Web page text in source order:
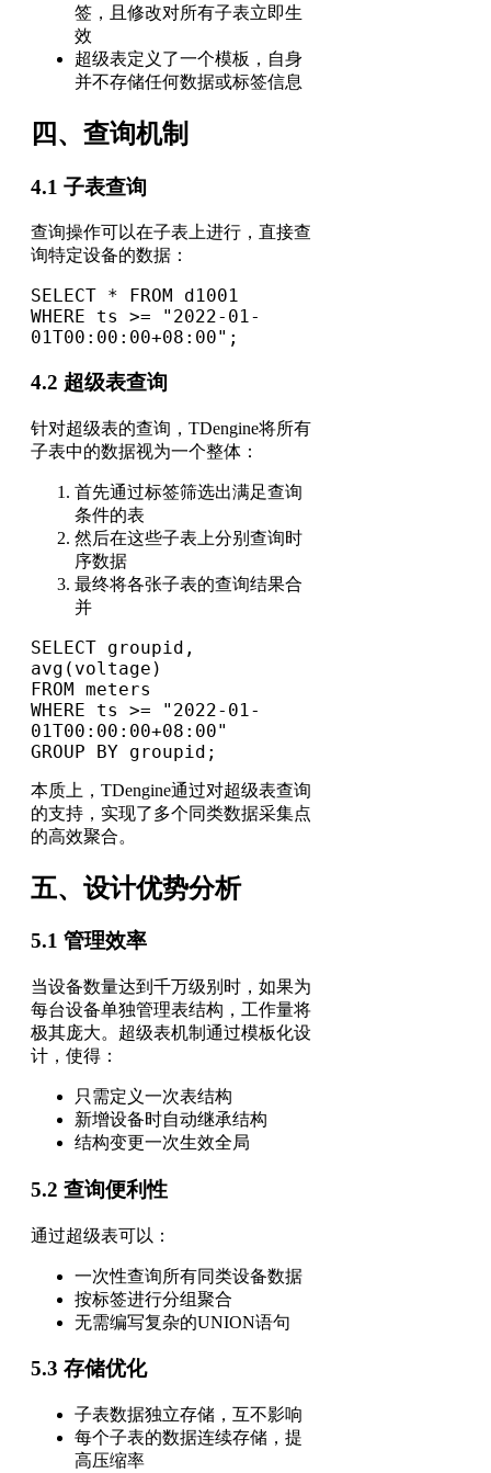
签，且修改对所有子表立即生
效
超级表定义了一个模板，自身
并不存储任何数据或标签信息
四、查询机制
4.1 子表查询
查询操作可以在子表上进行，直接查
询特定设备的数据：
SELECT * FROM d1001
WHERE ts >= "2022-01-
01T00:00:00+08:00";
4.2 超级表查询
针对超级表的查询，TDengine将所有
子表中的数据视为一个整体：
首先通过标签筛选出满足查询
条件的表
然后在这些子表上分别查询时
序数据
最终将各张子表的查询结果合
并
SELECT groupid,
avg(voltage)
FROM meters
WHERE ts >= "2022-01-
01T00:00:00+08:00"
GROUP BY groupid;
本质上，TDengine通过对超级表查询
的支持，实现了多个同类数据采集点
的高效聚合。
五、设计优势分析
5.1 管理效率
当设备数量达到千万级别时，如果为
每台设备单独管理表结构，工作量将
极其庞大。超级表机制通过模板化设
计，使得：
只需定义一次表结构
新增设备时自动继承结构
结构变更一次生效全局
5.2 查询便利性
通过超级表可以：
一次性查询所有同类设备数据
按标签进行分组聚合
无需编写复杂的UNION语句
5.3 存储优化
子表数据独立存储，互不影响
每个子表的数据连续存储，提
高压缩率